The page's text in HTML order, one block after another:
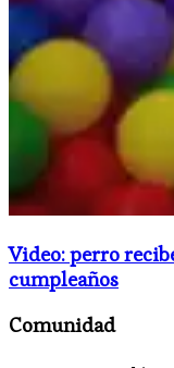
Video: perro
cumpleaños
Comunidad